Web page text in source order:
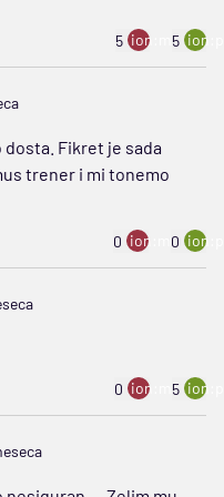
5 ion:minus
5
Fikret je sada
trener i mi tonemo
0 ion:minus
0
0 ion:minus
5